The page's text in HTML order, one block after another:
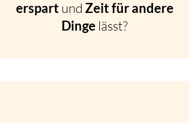
erspart undZeit für andere
Dinge lässt?